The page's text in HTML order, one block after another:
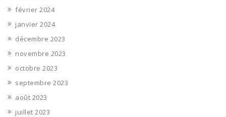
février 2024
janvier 2024
décembre 2023
novembre 2023
octobre 2023
septembre 2023
août 2023
juillet 2023